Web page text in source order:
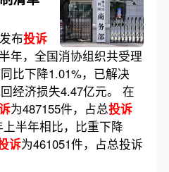
布投诉
年，全国消协组织共受理
比下降1.01%，已解决
经济损失4.47亿元。 在
为487155件，占总投诉
半年相比，比重下降
诉为461051件，占总投诉